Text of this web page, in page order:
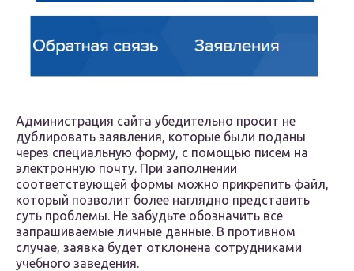
Администрация сайта убедительно просит не
дублировать заявления, которые были поданы
через специальную форму, с помощью писем на
электронную почту. При заполнении
соответствующей формы можно прикрепить файл,
который позволит более наглядно представить
суть проблемы. Не забудьте обозначить все
запрашиваемые личные данные. В противном
случае, заявка будет отклонена сотрудниками
учебного заведения.